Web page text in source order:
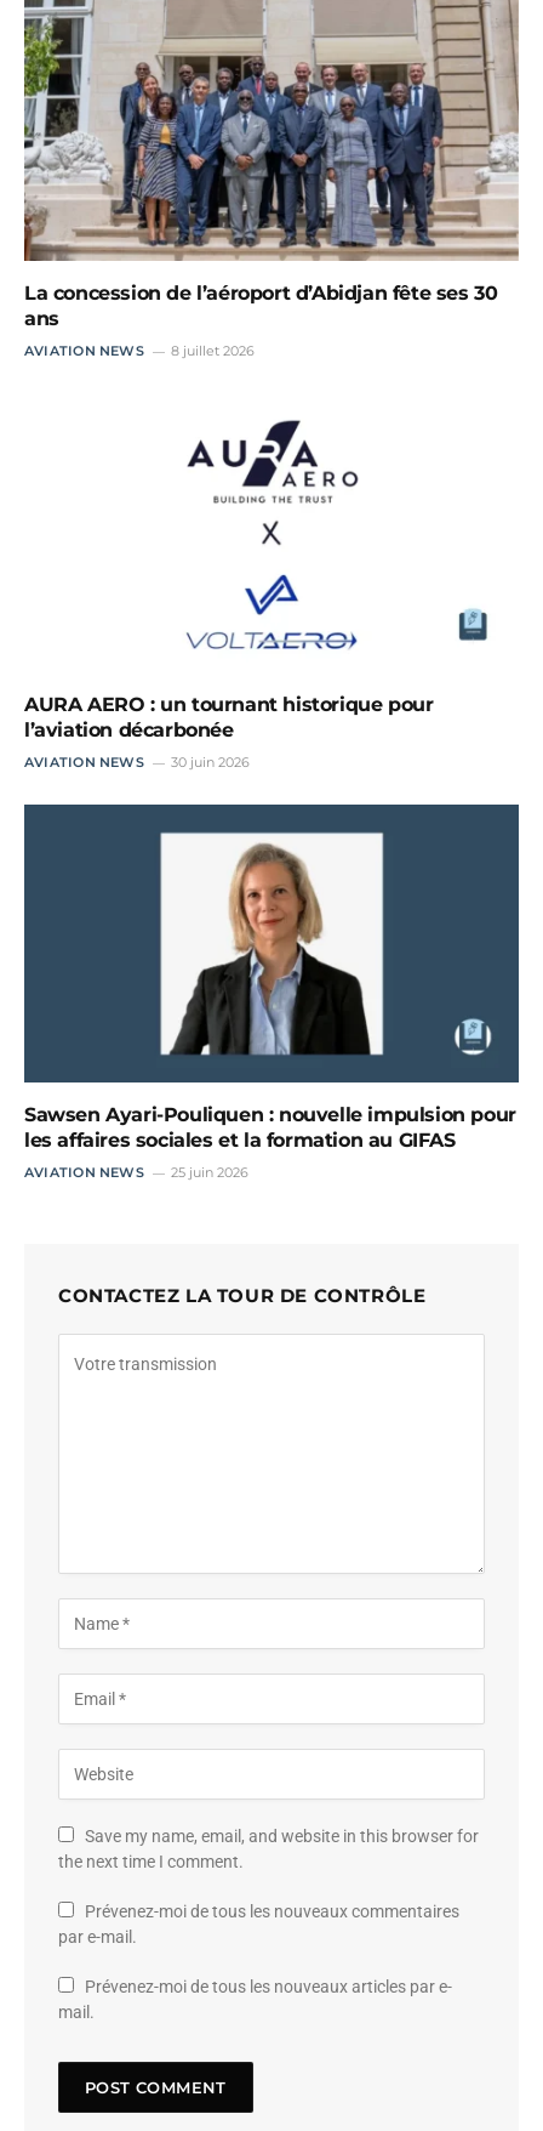
La concession de l’aéroport d’Abidjan fête ses 30
ans
AVIATION NEWS 8 juillet 2026
AURA AERO : un tournant historique pour
l’aviation décarbonée
AVIATION NEWS 30 juin 2026
Sawsen Ayari-Pouliquen : nouvelle impulsion pour
les affaires sociales et la formation au GIFAS
AVIATION NEWS 25 juin 2026
CONTACTEZ LA TOUR DE CONTRÔLE
Save my name, email, and website in this browser for
the next time I comment.
Prévenez-moi de tous les nouveaux commentaires
par e-mail.
Prévenez-moi de tous les nouveaux articles par e-
mail.